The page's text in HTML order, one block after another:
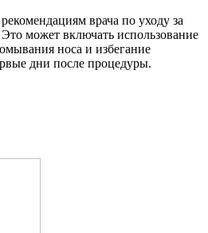
врача по уходу за
может включать использование
носа и избегание
дни после процедуры.